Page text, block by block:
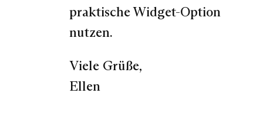
praktische Widget-Option
nutzen.
Viele Grüße,
Ellen